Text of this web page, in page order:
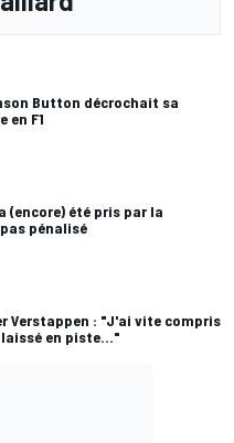
Button décrochait sa
en F1
(encore) été pris par la
pénalisé
Verstappen : "J'ai vite compris
en piste..."